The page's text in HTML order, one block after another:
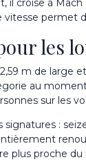
il croise à
permet
les
m de large
au
sur les
signatures :
plus proche